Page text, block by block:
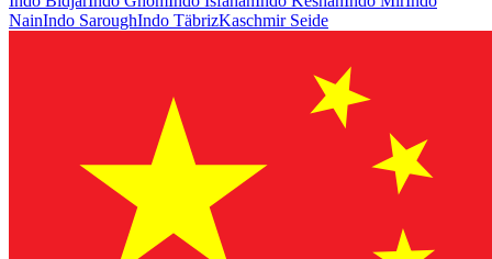
NainIndo SaroughIndo TäbrizKaschmir Seide